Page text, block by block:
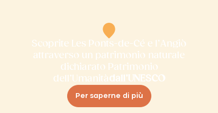
Scoprite Les Ponts-de-Cé e l’Angiò
attraverso un patrimonio naturale
dichiarato Patrimonio
dell’Umanitàdall’UNESCO
Per saperne di più